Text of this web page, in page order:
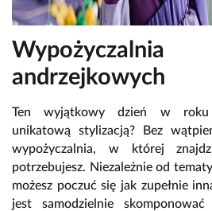
andrzejkowych
Ten wyjątkowy dzień w roku
unikatową stylizacją? Bez
wypożyczalnia, w której
potrzebujesz. Niezależnie od
możesz poczuć się jak zupełnie
jest samodzielnie